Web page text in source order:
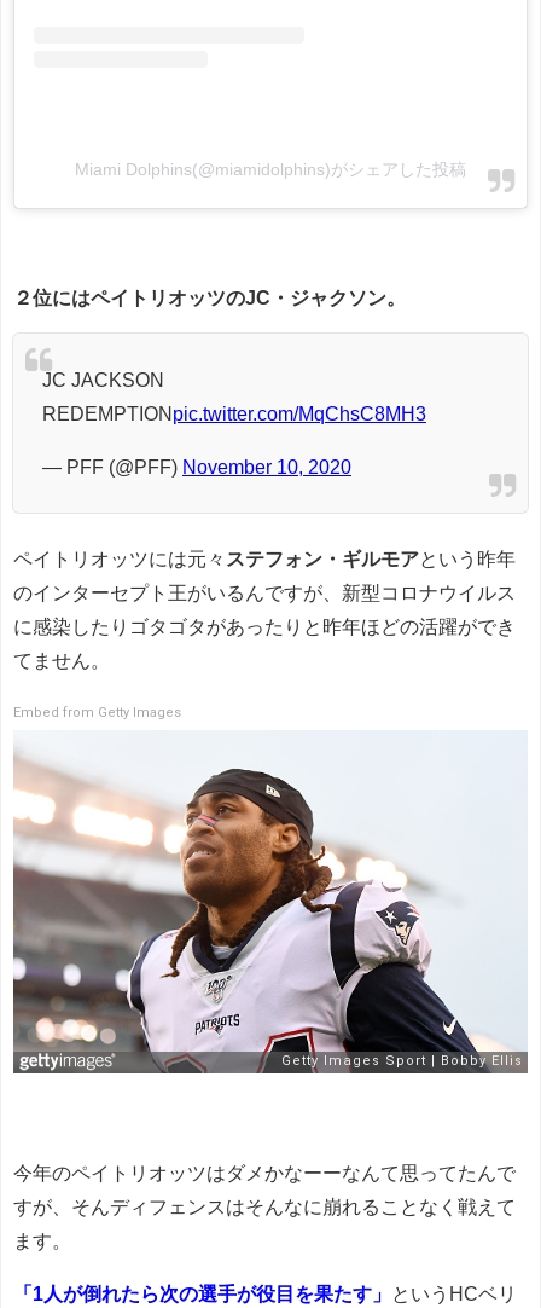
Miami Dolphins(@miamidolphins)がシェアした投稿
２位にはペイトリオッツのJC・ジャクソン。
JC JACKSON
REDEMPTION pic.twitter.com/MqChsC8MH3
— PFF (@PFF) November 10, 2020
ペイトリオッツには元々 ステフォン・ギルモアという昨年
のインターセプト王がいるんですが、新型コロナウイルス
に感染したりゴタゴタがあったりと昨年ほどの活躍ができ
てません。
Embed from Getty Images
今年のペイトリオッツはダメかなーーなんて思ってたんで
すが、そんディフェンスはそんなに崩れることなく戦えて
ます。
「 1人が倒れたら次の選手が役目を果たす」 というHCベリ